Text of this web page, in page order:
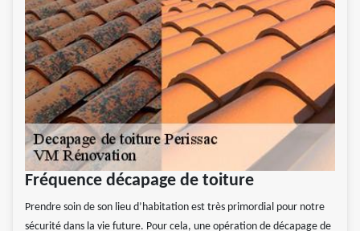
Fréquence décapage de toiture
Prendre soin de son lieu d’habitation est très primordial pour notre
sécurité dans la vie future. Pour cela, une opération de décapage de